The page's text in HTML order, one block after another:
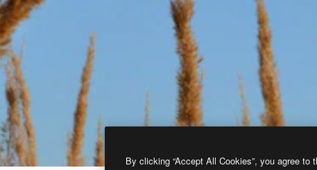
By clicking “Accept All Cookies”, you agree